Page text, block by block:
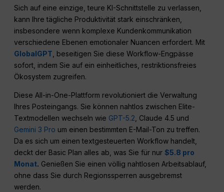
Sich auf eine einzige, teure KI-Schnittstelle zu verlassen,
kann Ihre tägliche Produktivität stark einschränken,
insbesondere wenn komplexe Kundenkommunikation
verschiedene Ebenen emotionaler Nuancen erfordert. Mit
GlobalGPT , beseitigen Sie diese Workflow-Engpässe
sofort, indem Sie auf ein einheitliches, restriktionsfreies
Ökosystem zugreifen.
Diese All-in-One-Plattform revolutioniert die Verwaltung
Ihres Posteingangs. Sie können nahtlos zwischen Elite-
Textmodellen wechseln wie GPT-5.2, Claude 4.5 und
Gemini 3 Pro um einen bestimmten E-Mail-Ton zu treffen.
Da es sich um einen textgesteuerten Workflow handelt,
deckt der Basic Plan alles ab, was Sie für nur$5.8 pro
Monat. Genießen Sie einen völlig nahtlosen Arbeitsablauf,
ohne dass Sie durch Regionssperren ausgebremst
werden.